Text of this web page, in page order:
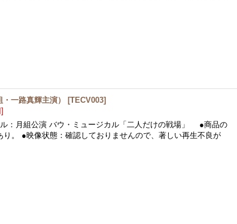
一路真輝主演） [TECV003]
]
：月組公演 バウ・ミュージカル「二人だけの戦場」 ●商品の
。 ●映像状態：確認しておりませんので、著しい再生不良が